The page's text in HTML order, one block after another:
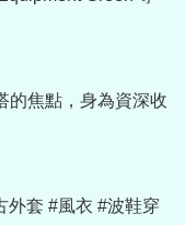
的焦點，身為資深收
外套 #風衣 #波鞋穿